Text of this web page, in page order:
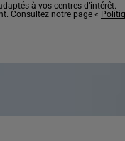
à vos centres d’intérêt.
Consultez notre page «